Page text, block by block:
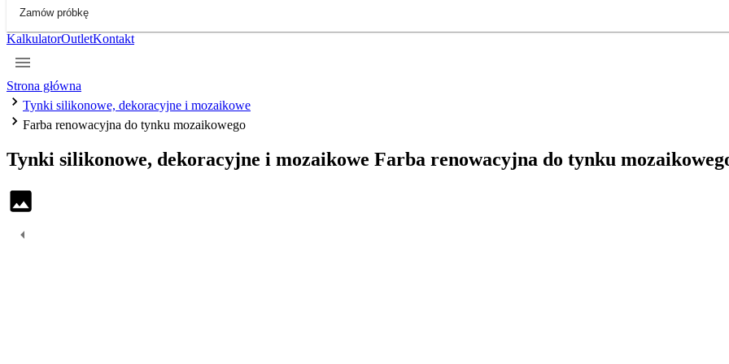
Zamów próbkę
KalkulatorOutletKontakt
Strona główna
Tynki silikonowe, dekoracyjne i mozaikowe
Farba renowacyjna do tynku mozaikowego
Tynki silikonowe, dekoracyjne i mozaikowe Farba renowacyjna do tynku